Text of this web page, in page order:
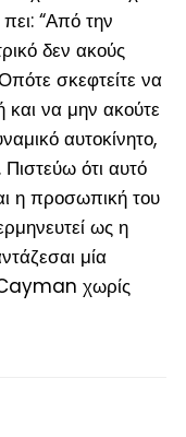
“Από την
δεν ακούς
σκεφτείτε να
και να μην ακούτε
αυτοκίνητο,
Πιστεύω ότι αυτό
η προσωπική του
ως η
μία
χωρίς